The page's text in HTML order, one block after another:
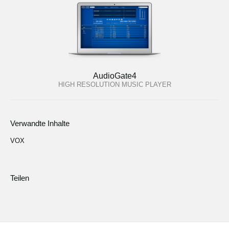
AudioGate4
HIGH RESOLUTION MUSIC PLAYER
Verwandte Inhalte
VOX
Teilen